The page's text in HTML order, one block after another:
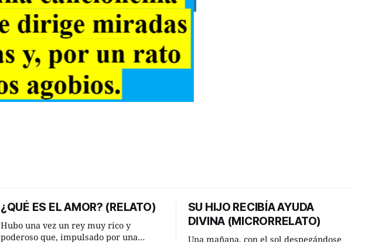
¿QUÉ ES EL AMOR? (RELATO)
Hubo una vez un rey muy rico y
poderoso que, impulsado por una
SU HIJO RECIBÍA AYUDA
DIVINA (MICRORRELATO)
Una mañana, con el sol despegándose